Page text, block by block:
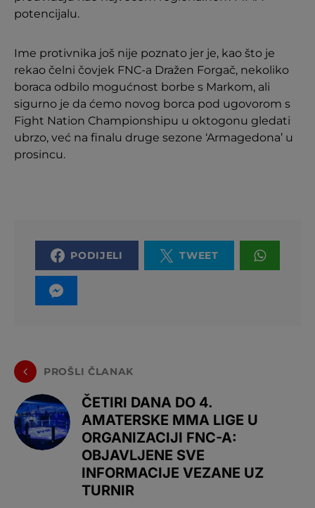
potencijalu.
Ime protivnika još nije poznato jer je, kao što je
rekao čelni čovjek FNC-a Dražen Forgač, nekoliko
boraca odbilo mogućnost borbe s Markom, ali
sigurno je da ćemo novog borca pod ugovorom s
Fight Nation Championshipu u oktogonu gledati
ubrzo, već na finalu druge sezone ‘Armagedona’ u
prosincu.
PODIJELI TWEET
PROŠLI ČLANAK
ČETIRI DANA DO 4.
AMATERSKE MMA LIGE U
ORGANIZACIJI FNC-A:
OBJAVLJENE SVE
INFORMACIJE VEZANE UZ
TURNIR